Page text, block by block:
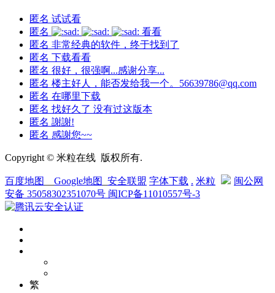
匿名 试试看
匿名
看看
匿名 非常经典的软件，终于找到了
匿名 下载看看
匿名 很好，很强啊...感谢分享...
匿名 楼主好人，能否发给我一个。56639786@qq.com
匿名 在哪里下载
匿名 找好久了 没有过这版本
匿名 謝謝!
匿名 感謝您~~
Copyright © 米粒在线 版权所有.
百度地图 Google地图 安全联盟 字体下载 . 米粒
闽公网
安备 35058302351070号 闽ICP备11010557号-3
繁